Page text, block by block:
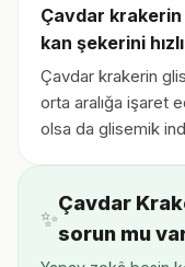
Çavdar
kan şekerini
Çavdar krakerin
orta aralığa işaret
olsa da glisemik
✨
Çavdar
sorun mu